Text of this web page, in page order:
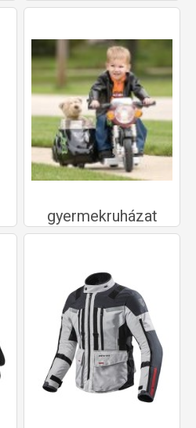
gyermekruházat